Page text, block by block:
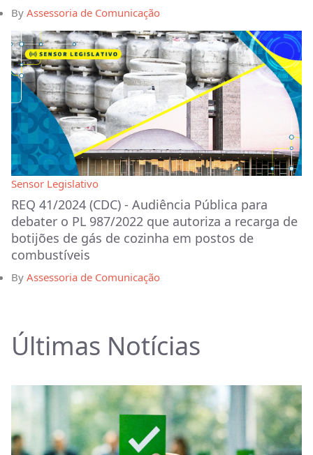
By Assessoria de Comunicação
Sensor Legislativo
REQ 41/2024 (CDC) - Audiência Pública para
debater o PL 987/2022 que autoriza a recarga de
botijões de gás de cozinha em postos de
combustíveis
By Assessoria de Comunicação
Últimas Notícias